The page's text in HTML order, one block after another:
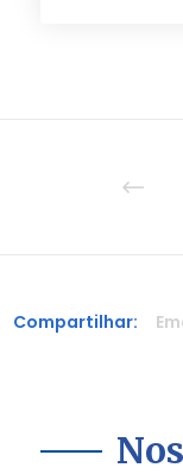
Compartilhar: